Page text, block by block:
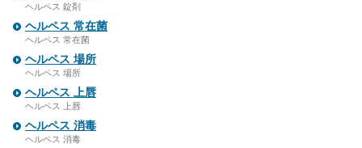
ヘルペス 錠剤
ヘルペス 常在菌
ヘルペス 常在菌
ヘルペス 場所
ヘルペス 場所
ヘルペス 上唇
ヘルペス 上唇
ヘルペス 消毒
ヘルペス 消毒